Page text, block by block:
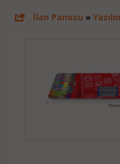
İlan Panosu »